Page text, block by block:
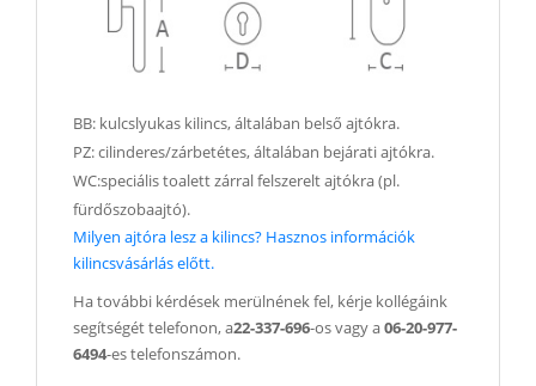
BB: kulcslyukas kilincs, általában belső ajtókra.
PZ: cilinderes/zárbetétes, általában bejárati ajtókra.
WC:speciális toalett zárral felszerelt ajtókra (pl.
fürdőszobaajtó).
Milyen ajtóra lesz a kilincs? Hasznos információk
kilincsvásárlás előtt.
Ha további kérdések merülnének fel, kérje kollégáink
segítségét telefonon, a22-337-696-os vagy a06-20-977-
6494-es telefonszámon.